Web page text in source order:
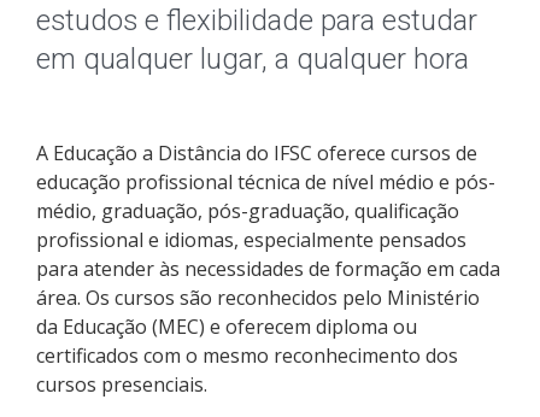
Educação a Distância
Educação de Jovens e Adultos
PartiuIF
Parcerias
Processo de Inscrição
estudos e flexibilidade para estudar
em qualquer lugar, a qualquer hora
A Educação a Distância do IFSC oferece cursos de
educação profissional técnica de nível médio e pós-
médio, graduação, pós-graduação, qualificação
profissional e idiomas, especialmente pensados
para atender às necessidades de formação em cada
área. Os cursos são reconhecidos pelo Ministério
da Educação (MEC) e oferecem diploma ou
certificados com o mesmo reconhecimento dos
cursos presenciais.